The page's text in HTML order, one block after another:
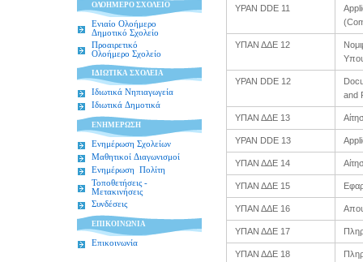
ΟΛΟΗΜΕΡΟ ΣΧΟΛΕΙΟ
Ενιαίο Ολοήμερο
Δημοτικό Σχολείο
Προαιρετικό
Ολοήμερο Σχολείο
ΙΔΙΩΤΙΚΑ ΣΧΟΛΕΙΑ
Ιδιωτικά Νηπιαγωγεία
Ιδιωτικά Δημοτικά
ΕΝΗΜΕΡΩΣΗ
Ενημέρωση Σχολείων
Μαθητικοί Διαγωνισμοί
Ενημέρωση Πολίτη
Τοποθετήσεις -
Μετακινήσεις
Συνδέσεις
ΕΠΙΚΟΙΝΩΝΙΑ
Επικοινωνία
YPAN DDE 11
ΥΠΑΝ ΔΔΕ 12
YPAN DDE 12
and
ΥΠΑΝ ΔΔΕ 13
YPAN DDE 13
ΥΠΑΝ ΔΔΕ 14
ΥΠΑΝ ΔΔΕ 15
ΥΠΑΝ ΔΔΕ 16
ΥΠΑΝ ΔΔΕ 17
ΥΠΑΝ ΔΔΕ 18